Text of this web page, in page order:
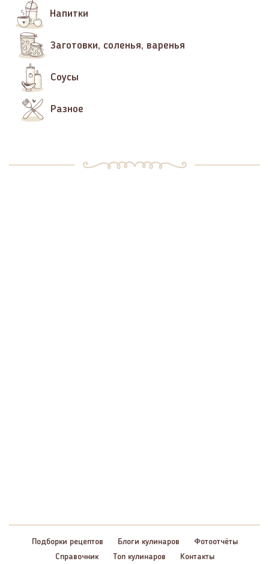
Напитки
Заготовки, соленья, варенья
Соусы
Разное
Подборки рецептов Блоги кулинаров
Фотоотчёты
Справочник
Топ кулинаров Контакты